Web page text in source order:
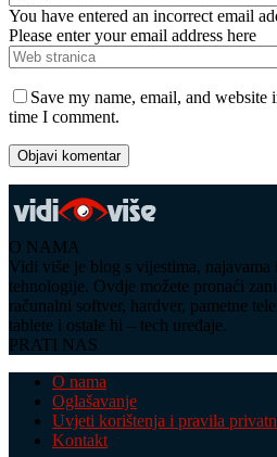
You have entered an incorrect email
Please enter your email address here
Save my name, email, and
time I comment.
O NAMA
Vidi više je blog s vijestima, najavama
tehnologije. Ovdje možete pronaći
računalni softver, hardver, pametne
tablete i ostale hi – tech uređaje.
PRATI NAS
O nama
Oglašavanje
Uvjeti korištenja i pravila
Kontakt